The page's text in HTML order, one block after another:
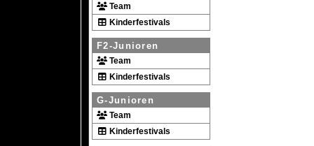
Team
Kinderfestivals
F2-Junioren
Team
Kinderfestivals
G-Junioren
Team
Kinderfestivals